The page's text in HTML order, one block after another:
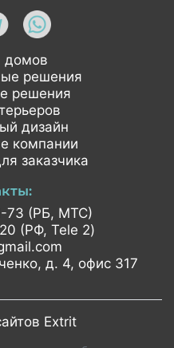
домов
решения
решения
дизайн
компании
заказчика
73 (РБ, МТС)
(РФ, Tele 2)
д. 4, офис 317
Extrit